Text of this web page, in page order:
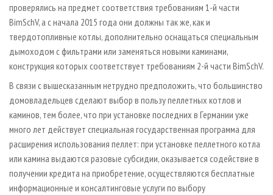
проверялись на предмет соответствия требованиям 1-й части
BimSchV, а с начала 2015 года они должны так же, как и
твердотопливные котлы, дополнительно оснащаться специальным
дымоходом с фильтрами или заменяться новыми каминами,
конструкция которых соответствует требованиям 2-й части BimSchV.
В связи с вышесказанным нетрудно предположить, что большинство
домовладельцев сделают выбор в пользу пеллетных котлов и
каминов, тем более, что при установке последних в Германии уже
много лет действует специальная государственная программа для
расширения использования пеллет: при установке пеллетного котла
или камина выдаются разовые субсидии, оказывается содействие в
получении кредита на приобретение, осуществляются бесплатные
информационные и консалтинговые услуги по выбору